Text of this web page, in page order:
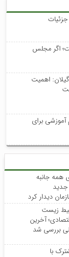
اگر مجلس
اهمیت
همه جانبه
جدید
دیدار کرد
زیست
آخرین
بررسی شد
با
کرد: مسیر
نهادها